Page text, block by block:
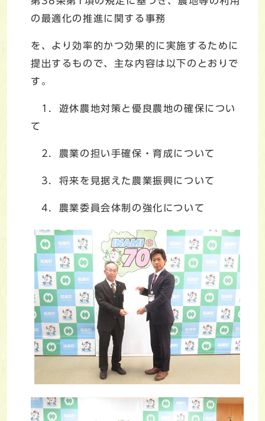
の最適化の推進に関する事務
を、より効率的かつ効果的に実施するために
提出するもので、主な内容は以下のとおりで
す。
1．遊休農地対策と優良農地の確保につい
て
2．農業の担い手確保・育成について
3．将来を見据えた農業振興について
4．農業委員会体制の強化について